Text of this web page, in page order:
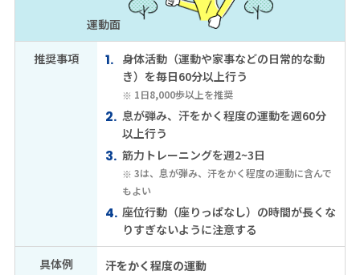
運動面
推奨事項
身体活動（運動や家事などの日常的な動
き）を毎日60分以上行う
1日8,000歩以上を推奨
息が弾み、汗をかく程度の運動を週60分
以上行う
筋力トレーニングを週2~3日
3は、息が弾み、汗をかく程度の運動に含んで
もよい
座位行動（座りっぱなし）の時間が長くな
りすぎないように注意する
具体例
汗をかく程度の運動